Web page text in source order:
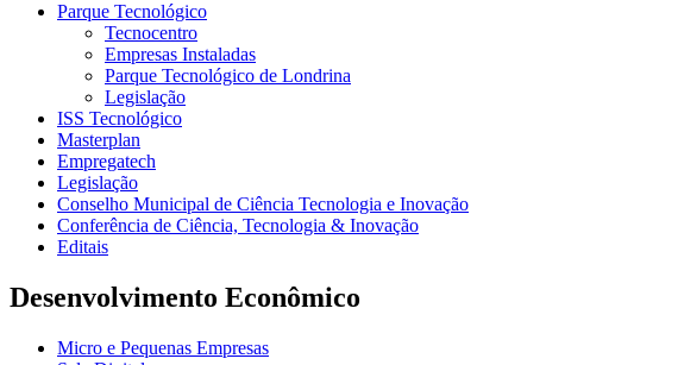
Parque Tecnológico
Tecnocentro
Empresas Instaladas
Parque Tecnológico de Londrina
Legislação
ISS Tecnológico
Masterplan
Empregatech
Legislação
Conselho Municipal de Ciência Tecnologia e Inovação
Conferência de Ciência, Tecnologia & Inovação
Editais
Desenvolvimento Econômico
Micro e Pequenas Empresas